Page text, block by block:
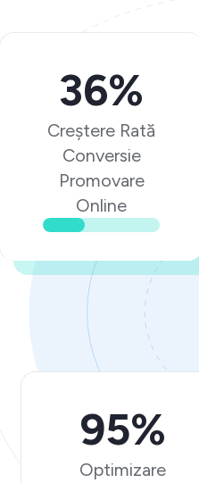
36%
Creștere Rată
Conversie
Promovare
Online
95%
Optimizare